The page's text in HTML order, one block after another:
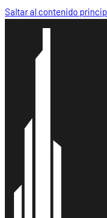
Saltar al contenido